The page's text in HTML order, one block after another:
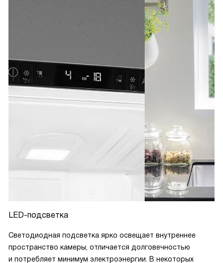
LED-подсветка
Светодиодная подсветка ярко освещает внутреннее
пространство камеры, отличается долговечностью
и потребляет минимум электроэнергии. В некоторых